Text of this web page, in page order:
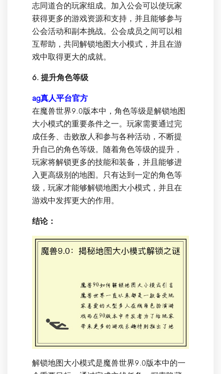
志同道合的玩家组成。加入公会可以使玩家
获得更多的游戏资源和支持，并且能够参与
公会活动和副本挑战。公会成员之间可以相
互帮助，共同解锁地图大小模式，并且在游
戏中取得更大的成就。
6. 提升角色等级
ag真人平台官方
在魔兽世界9.0版本中，角色等级是解锁地图
大小模式的重要条件之一。玩家需要通过完
成任务、击败敌人和参与各种活动，不断提
升自己的角色等级。随着角色等级的提升，
玩家将解锁更多的技能和装备，并且能够进
入更高级别的地图。只有达到一定的角色等
级，玩家才能够解锁地图大小模式，并且在
游戏中发挥更大的作用。
结论：
解锁地图大小模式是魔兽世界9.0版本中的一